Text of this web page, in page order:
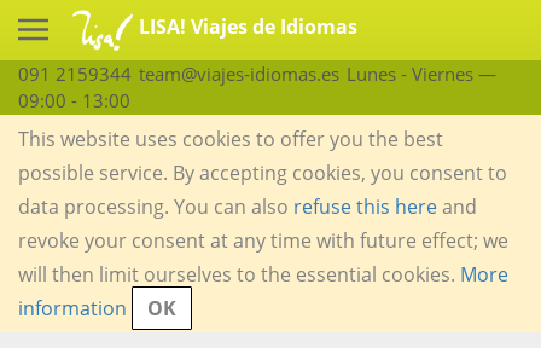
LISA! Viajes de Idiomas
091 2159344 team@viajes-idiomas.es Lunes - Viernes —
09:00 - 13:00
This website uses cookies to offer you the best
possible service. By accepting cookies, you consent to
data processing. You can also refuse this hereand
revoke your consent at any time with future effect; we
will then limit ourselves to the essential cookies. More
information
OK